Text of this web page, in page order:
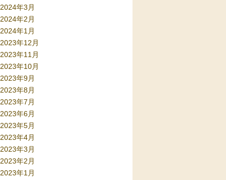
2024年3月
2024年2月
2024年1月
2023年12月
2023年11月
2023年10月
2023年9月
2023年8月
2023年7月
2023年6月
2023年5月
2023年4月
2023年3月
2023年2月
2023年1月